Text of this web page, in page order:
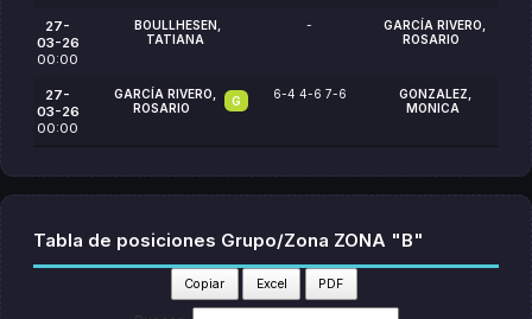
27-
03-26
00:00
BOULLHESEN,
TATIANA
-
GARCÍA RIVERO,
ROSARIO
27-
03-26
00:00
GARCÍA RIVERO,
ROSARIO
G 6-4 4-6 7-6
GONZALEZ,
MONICA
Tabla de posiciones Grupo/Zona ZONA "B"
Copiar Excel PDF